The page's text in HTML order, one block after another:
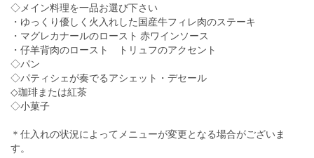
◇メイン料理を一品お選び下さい
・ゆっくり優しく火入れした国産牛フィレ肉のステーキ
・マグレカナールのロースト 赤ワインソース
・仔羊背肉のロースト トリュフのアクセント
◇パン
◇パティシェが奏でるアシェット・デセール
◇珈琲または紅茶
◇小菓子
＊仕入れの状況によってメニューが変更となる場合がございま
す。